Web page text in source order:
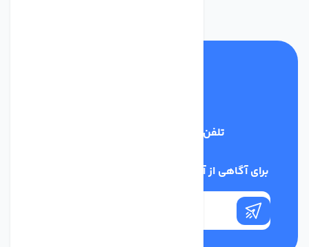
تلفن پشتیبانی
برای آگاهی از آخرین اخبار در خبرنامه ما عضو شوید